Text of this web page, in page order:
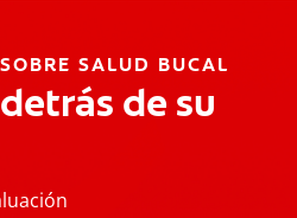
SALUD BUCAL
de su